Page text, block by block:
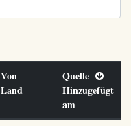
Von
Land
Quelle
Hinzugefügt
am